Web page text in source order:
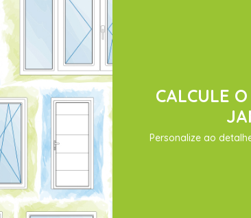
CALCULE
Personalize ao